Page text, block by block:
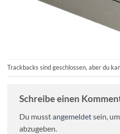
Trackbacks sind geschlossen, aber du
Schreibe einen
Du musstangemeldetsein,
abzugeben.